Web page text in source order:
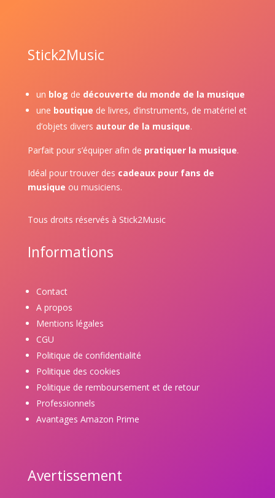
Stick2Music
un blog de découverte du monde de la musique
une boutique de livres, d’instruments, de matériel et
d’objets divers autour de la musique.
Parfait pour s’équiper afin de pratiquer la musique.
Idéal pour trouver des cadeaux pour fans de
musique ou musiciens.
Tous droits réservés à Stick2Music
Informations
Contact
A propos
Mentions légales
CGU
Politique de confidentialité
Politique des cookies
Politique de remboursement et de retour
Professionnels
Avantages Amazon Prime
Avertissement